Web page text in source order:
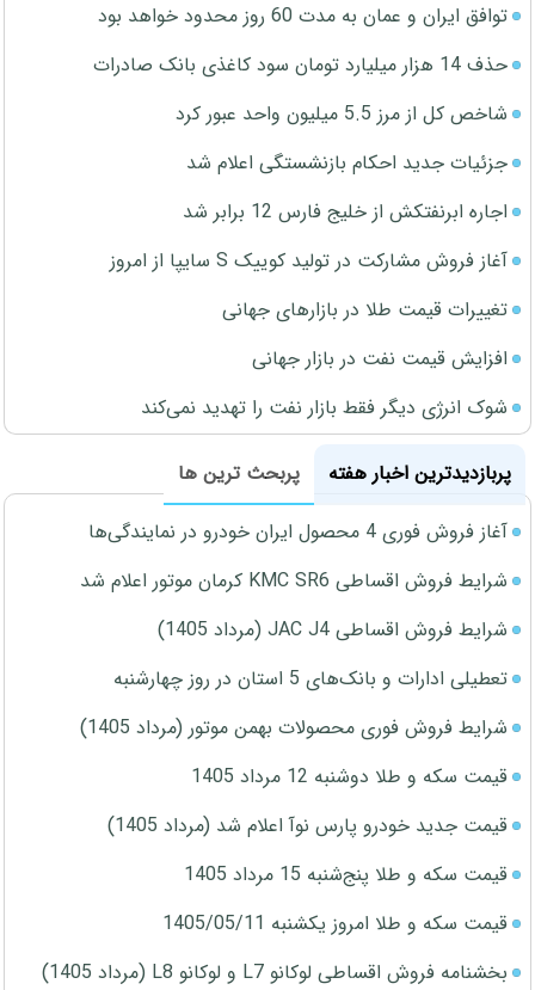
توافق ایران و عمان به مدت 60 روز محدود خواهد بود
حذف 14 هزار میلیارد تومان سود کاغذی بانک صادرات
شاخص کل از مرز 5.5 میلیون واحد عبور کرد
جزئیات جدید احکام بازنشستگی اعلام شد
اجاره ابرنفتکش از خلیج فارس 12 برابر شد
آغاز فروش مشارکت در تولید کوییک S سایپا از امروز
تغییرات قیمت طلا در بازارهای جهانی
افزایش قیمت نفت در بازار جهانی
شوک انرژی دیگر فقط بازار نفت را تهدید نمی‌کند
پربازدیدترین اخبار هفته
پربحث ترین ها
آغاز فروش فوری 4 محصول ایران خودرو در نمایندگی‌ها
شرایط فروش اقساطی KMC SR6 کرمان موتور اعلام شد
شرایط فروش اقساطی JAC J4 (مرداد 1405)
تعطیلی ادارات و بانک‌های 5 استان در روز چهارشنبه
شرایط فروش فوری محصولات بهمن موتور (مرداد 1405)
قیمت سکه و طلا دوشنبه 12 مرداد 1405
قیمت جدید خودرو پارس نوآ اعلام شد (مرداد 1405)
قیمت سکه و طلا پنج‌شنبه 15 مرداد 1405
قیمت سکه و طلا امروز یکشنبه 1405/05/11
بخشنامه فروش اقساطی لوکانو L7 و لوکانو L8 (مرداد 1405)